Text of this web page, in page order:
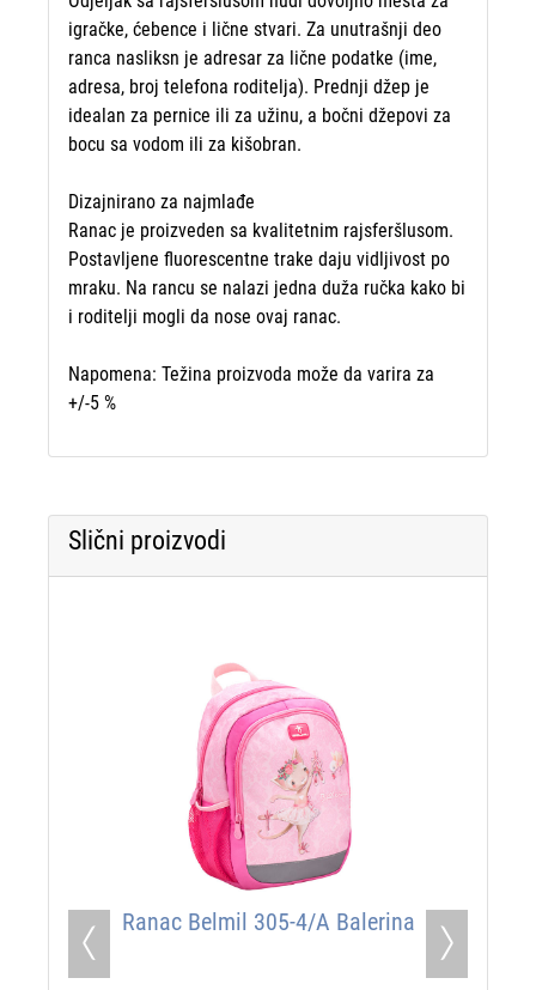
igračke, ćebence i lične stvari. Za unutrašnji deo
ranca nasliksn je adresar za lične podatke (ime,
adresa, broj telefona roditelja). Prednji džep je
idealan za pernice ili za užinu, a bočni džepovi za
bocu sa vodom ili za kišobran.
Dizajnirano za najmlađe
Ranac je proizveden sa kvalitetnim rajsferšlusom.
Postavljene fluorescentne trake daju vidljivost po
mraku. Na rancu se nalazi jedna duža ručka kako bi
i roditelji mogli da nose ovaj ranac.
Napomena: Težina proizvoda može da varira za
+/-5 %
Slični proizvodi
Ranac Belmil 305-4/A Balerina Ranac
Previous Next